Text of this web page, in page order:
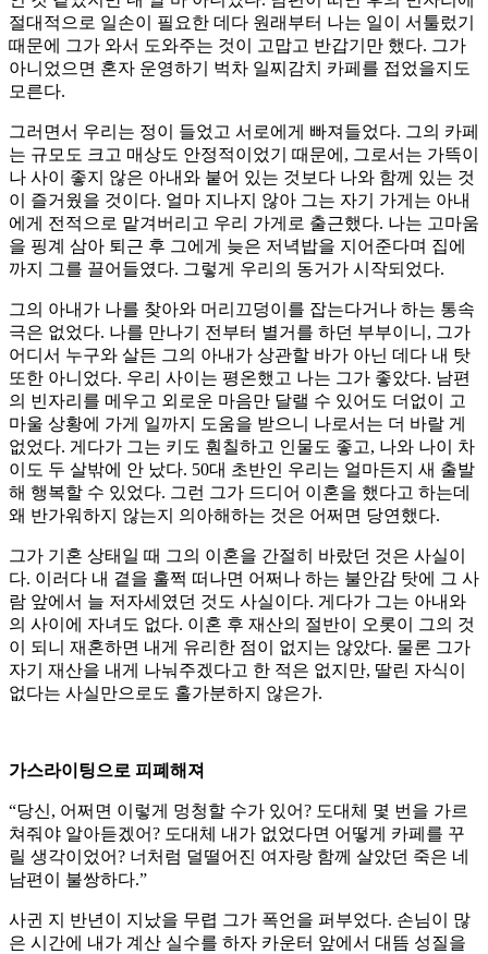
절대적으로 일손이 필요한 데다 원래부터 나는 일이 서툴렀기
때문에 그가 와서 도와주는 것이 고맙고 반갑기만 했다. 그가
아니었으면 혼자 운영하기 벅차 일찌감치 카페를 접었을지도
모른다.
그러면서 우리는 정이 들었고 서로에게 빠져들었다. 그의 카페
는 규모도 크고 매상도 안정적이었기 때문에, 그로서는 가뜩이
나 사이 좋지 않은 아내와 붙어 있는 것보다 나와 함께 있는 것
이 즐거웠을 것이다. 얼마 지나지 않아 그는 자기 가게는 아내
에게 전적으로 맡겨버리고 우리 가게로 출근했다. 나는 고마움
을 핑계 삼아 퇴근 후 그에게 늦은 저녁밥을 지어준다며 집에
까지 그를 끌어들였다. 그렇게 우리의 동거가 시작되었다.
그의 아내가 나를 찾아와 머리끄덩이를 잡는다거나 하는 통속
극은 없었다. 나를 만나기 전부터 별거를 하던 부부이니, 그가
어디서 누구와 살든 그의 아내가 상관할 바가 아닌 데다 내 탓
또한 아니었다. 우리 사이는 평온했고 나는 그가 좋았다. 남편
의 빈자리를 메우고 외로운 마음만 달랠 수 있어도 더없이 고
마울 상황에 가게 일까지 도움을 받으니 나로서는 더 바랄 게
없었다. 게다가 그는 키도 훤칠하고 인물도 좋고, 나와 나이 차
이도 두 살밖에 안 났다. 50대 초반인 우리는 얼마든지 새 출발
해 행복할 수 있었다. 그런 그가 드디어 이혼을 했다고 하는데
왜 반가워하지 않는지 의아해하는 것은 어쩌면 당연했다.
그가 기혼 상태일 때 그의 이혼을 간절히 바랐던 것은 사실이
다. 이러다 내 곁을 훌쩍 떠나면 어쩌나 하는 불안감 탓에 그 사
람 앞에서 늘 저자세였던 것도 사실이다. 게다가 그는 아내와
의 사이에 자녀도 없다. 이혼 후 재산의 절반이 오롯이 그의 것
이 되니 재혼하면 내게 유리한 점이 없지는 않았다. 물론 그가
자기 재산을 내게 나눠주겠다고 한 적은 없지만, 딸린 자식이
없다는 사실만으로도 홀가분하지 않은가.
가스라이팅으로 피폐해져
“당신, 어쩌면 이렇게 멍청할 수가 있어? 도대체 몇 번을 가르
쳐줘야 알아듣겠어? 도대체 내가 없었다면 어떻게 카페를 꾸
릴 생각이었어? 너처럼 덜떨어진 여자랑 함께 살았던 죽은 네
남편이 불쌍하다.”
사귄 지 반년이 지났을 무렵 그가 폭언을 퍼부었다. 손님이 많
은 시간에 내가 계산 실수를 하자 카운터 앞에서 대뜸 성질을